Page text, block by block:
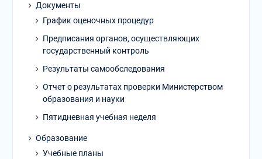
Документы
График оценочных процедур
Предписания органов, осуществляющих
государственный контроль
Результаты самообследования
Отчет о результатах проверки Министерством
образования и науки
Пятидневная учебная неделя
Образование
Учебные планы